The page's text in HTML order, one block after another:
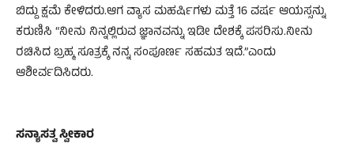
ಬಿದ್ದು ಕ್ಷಮೆ ಕೇಳಿದರು.ಆಗ ವ್ಯಾಸ ಮಹರ್ಷಿಗಳು ಮತ್ತೆ 16 ವರ್ಷ ಆಯಸ್ಸನ್ನು
ಕರುಣಿಸಿ “ನೀನು ನಿನ್ನಲ್ಲಿರುವ ಜ್ಞಾನವನ್ನು ಇಡೀ ದೇಶಕ್ಕೆ ಪಸರಿಸು.ನೀನು
ರಚಿಸಿದ ಬ್ರಹ್ಮ ಸೂತ್ರಕ್ಕೆ ನನ್ನ ಸಂಪೂರ್ಣ ಸಹಮತ ಇದೆ.”ಎಂದು
ಆಶೀರ್ವದಿಸಿದರು.
ಸನ್ಯಾಸತ್ವ ಸ್ವೀಕಾರ